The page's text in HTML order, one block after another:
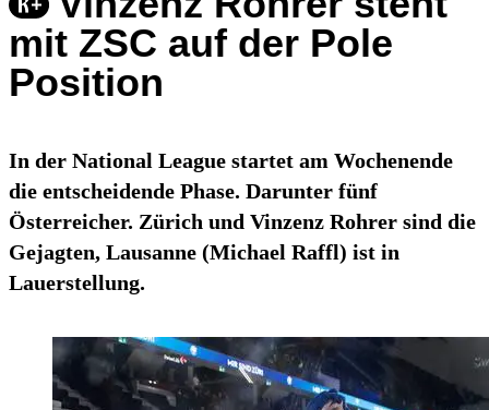
mit ZSC auf der Pole
Position
In der National League startet am Wochenende
die entscheidende Phase. Darunter fünf
Österreicher. Zürich und Vinzenz Rohrer sind die
Gejagten, Lausanne (Michael Raffl) ist in
Lauerstellung.